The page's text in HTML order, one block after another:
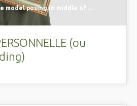
Young adorable female model posing in middle of empty frame. High quality photo
(ou